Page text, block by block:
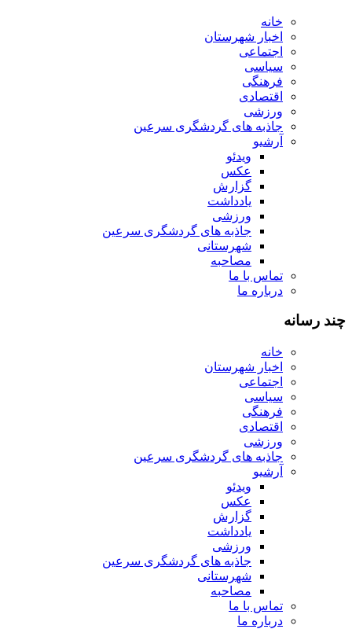
خانه
اخبار شهرستان
اجتماعی
سیاسی
فرهنگی
اقتصادی
ورزشی
جاذبه های گردشگری سرعین
آرشیو
ویدئو
عکس
گزارش
یادداشت
ورزشی
جاذبه های گردشگری سرعین
شهرستانی
مصاحبه
تماس با ما
درباره ما
چند رسانه
خانه
اخبار شهرستان
اجتماعی
سیاسی
فرهنگی
اقتصادی
ورزشی
جاذبه های گردشگری سرعین
آرشیو
ویدئو
عکس
گزارش
یادداشت
ورزشی
جاذبه های گردشگری سرعین
شهرستانی
مصاحبه
تماس با ما
درباره ما